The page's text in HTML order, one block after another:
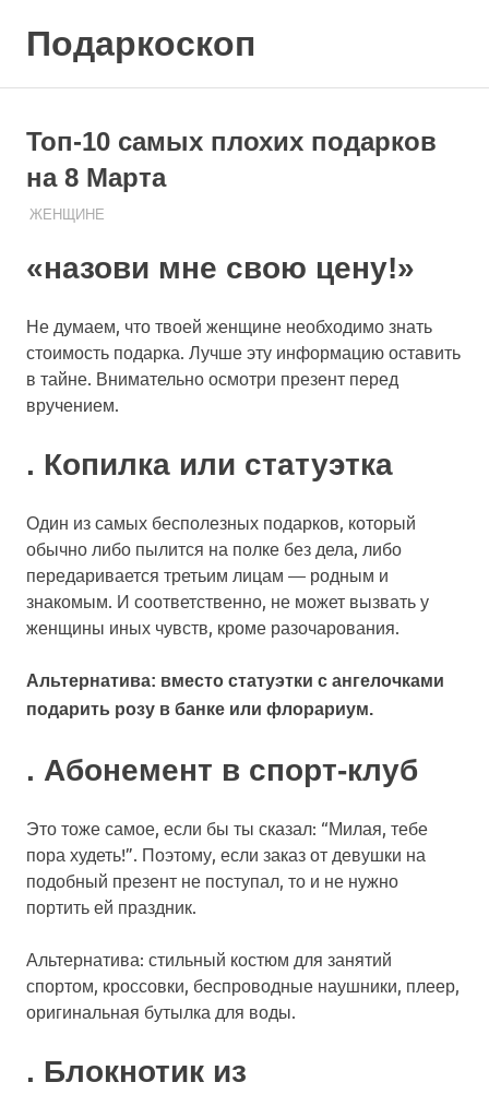
Подаркоскоп
подарить
Топ-10 самых плохих подарков
на 8 Марта
08.08.2020
ПОДАРЧЕК
ЖЕНЩИНЕ
«назови мне свою цену!»
Не думаем, что твоей женщине необходимо знать
стоимость подарка. Лучше эту информацию оставить
в тайне. Внимательно осмотри презент перед
вручением.
. Копилка или статуэтка
Один из самых бесполезных подарков, который
обычно либо пылится на полке без дела, либо
передаривается третьим лицам — родным и
знакомым. И соответственно, не может вызвать у
женщины иных чувств, кроме разочарования.
Альтернатива: вместо статуэтки с ангелочками
подарить розу в банке или флорариум.
. Абонемент в спорт-клуб
Это тоже самое, если бы ты сказал: “Милая, тебе
пора худеть!”. Поэтому, если заказ от девушки на
подобный презент не поступал, то и не нужно
портить ей праздник.
Альтернатива: стильный костюм для занятий
спортом, кроссовки, беспроводные наушники, плеер,
оригинальная бутылка для воды.
. Блокнотик из